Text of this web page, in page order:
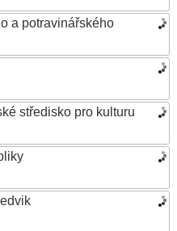
a potravinářského
středisko pro kulturu